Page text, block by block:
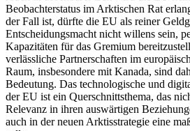
Beobachterstatus im Arktischen Rat
der Fall ist, dürfte die EU als reiner
Entscheidungsmacht nicht willens sein,
Kapazitäten für das Gre­mium
verlässliche Partnerschaften im
Raum, insbe­sondere mit Kanada, sind
Bedeutung. Das technologische und
der EU ist ein Querschnittsthema, das
Relevanz in ihren auswärtigen
auch in der neuen Arktisstrategie eine